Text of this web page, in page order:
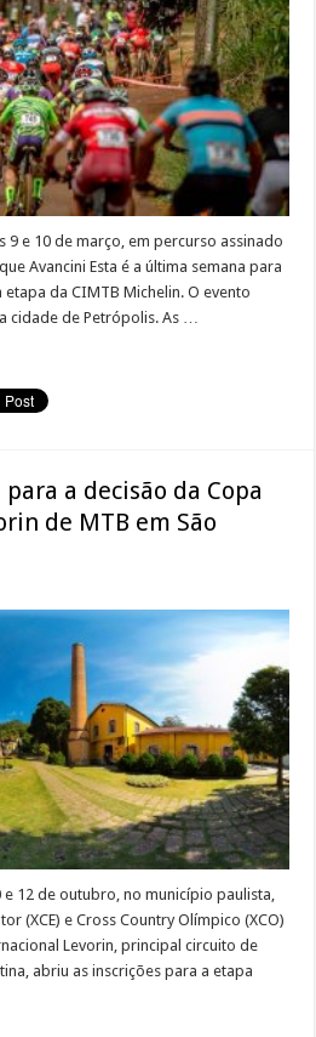
9 e 10 de março, em percurso assinado
Avancini Esta é a última semana para
da CIMTB Michelin. O evento
cidade de Petrópolis. As …
a decisão da Copa
de MTB em São
e 12 de outubro, no município paulista,
(XCE) e Cross Country Olímpico (XCO)
Levorin, principal circuito de
abriu as inscrições para a etapa